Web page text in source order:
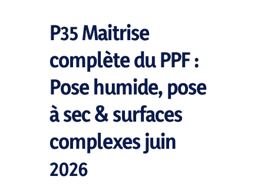
P35 Maitrise
complète du PPF :
Pose humide, pose
à sec & surfaces
complexes juin
2026